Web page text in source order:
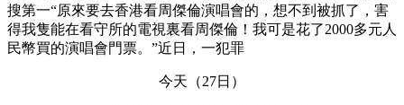
搜第一“原來要去香港看周傑倫演唱會的，想不到被抓了，害
得我隻能在看守所的電視裏看周傑倫！我可是花了2000多元人
民幣買的演唱會門票。”近日，一犯罪
今天（27日）